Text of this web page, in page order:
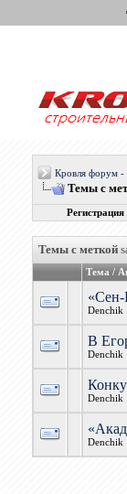
Кровля форум -
Темы с
Регистрация
Темы с меткой
Тема /
«Сен-
Denchik
В
Denchik
Denchik
Denchik